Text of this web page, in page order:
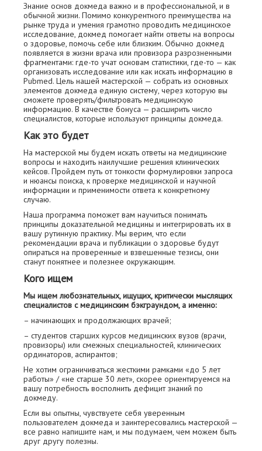
Знание основ докмеда важно и в профессиональной, и в
обычной жизни. Помимо конкурентного преимущества на
рынке труда и умения грамотно проводить медицинское
исследование, докмед помогает найти ответы на вопросы
о здоровье, помочь себе или близким. Обычно докмед
появляется в жизни врача или провизора разрозненными
фрагментами: где-то учат основам статистики, где-то — как
организовать исследование или как искать информацию в
Pubmed. Цель нашей мастерской — собрать из основных
элементов докмеда единую систему, через которую вы
сможете проверять/фильтровать медицинскую
информацию. В качестве бонуса — расширить число
специалистов, которые используют принципы докмеда.
Как это будет
На мастерской мы будем искать ответы на медицинские
вопросы и находить наилучшие решения клинических
кейсов. Пройдем путь от тонкости формулировки запроса
и нюансы поиска, к проверке медицинской и научной
информации и применимости ответа к конкретному
случаю.
Наша программа поможет вам научиться понимать
принципы доказательной медицины и интегрировать их в
вашу рутинную практику. Мы верим, что если
рекомендации врача и публикации о здоровье будут
опираться на проверенные и взвешенные тезисы, они
станут понятнее и полезнее окружающим.
Кого ищем
Мы ищем любознательных, ищущих, критически мыслящих
специалистов с медицинским бэкграундом, а именно:
– начинающих и продолжающих врачей;
– студентов старших курсов медицинских вузов (врачи,
провизоры) или смежных специальностей, клинических
ординаторов, аспирантов;
Не хотим ограничиваться жесткими рамками «до 5 лет
работы» / «не старше 30 лет», скорее ориентируемся на
вашу потребность восполнить дефицит знаний по
докмеду.
Если вы опытны, чувствуете себя уверенным
пользователем докмеда и заинтересовались мастерской —
все равно напишите нам, и мы подумаем, чем можем быть
друг другу полезны.